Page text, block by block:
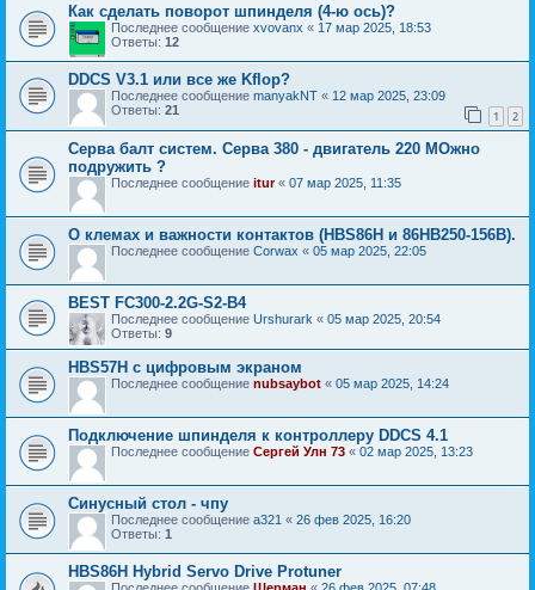
Как сделать поворот шпинделя (4-ю ось)?
Последнее сообщение xvovanx « 17 мар 2025, 18:53
Ответы: 12
DDCS V3.1 или все же Kflop?
Последнее сообщение manyakNT « 12 мар 2025, 23:09
Ответы: 21 1 2
Серва балт систем. Серва 380 - двигатель 220 МОжно
подружить ?
Последнее сообщение itur« 07 мар 2025, 11:35
О клемах и важности контактов (HBS86H и 86HB250-156B).
Последнее сообщение Corwax « 05 мар 2025, 22:05
BEST FC300-2.2G-S2-B4
Последнее сообщение Urshurark « 05 мар 2025, 20:54
Ответы: 9
HBS57H с цифровым экраном
Последнее сообщение nubsaybot « 05 мар 2025, 14:24
Подключение шпинделя к контроллеру DDCS 4.1
Последнее сообщение Сергей Улн 73 « 02 мар 2025, 13:23
Синусный стол - чпу
Последнее сообщение a321 « 26 фев 2025, 16:20
Ответы: 1
HBS86H Hybrid Servo Drive Protuner